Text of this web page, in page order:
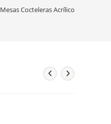
Mesas Cocteleras Acrílico